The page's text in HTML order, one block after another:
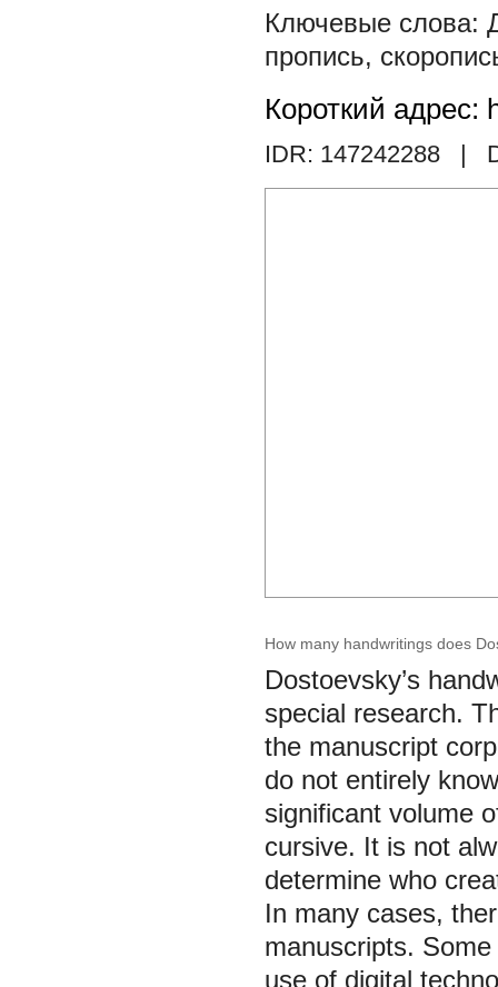
пропись,
Короткий адрес:
IDR: 147242288 |
How many handwritings does
Dostoevsky’s
special research.
the manuscript
do not entirely
significant volume
cursive. It is not
determine who
In many cases,
manuscripts.
use of digital